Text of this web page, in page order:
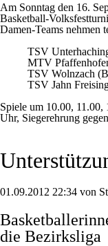
Am Sonntag den 16.
Basketball-
Damen-Teams nehmen
TSV
MTV
TSV Wolnzach
TSV Jahn
Spiele um 10.00,
Uhr, Siegerehrung
01.09.2012 22:34 von
die Bezirksliga